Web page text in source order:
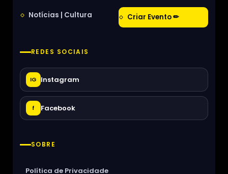
Notícias | Cultura Criar Evento ✏
REDES SOCIAIS
IG Instagram
f Facebook
SOBRE
Política de Privacidade